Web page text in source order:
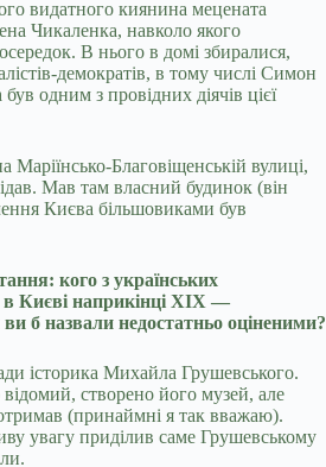
видатного киянина мецената
Чикаленка, навколо якого
В нього в домі збиралися,
демократів, в тому числі Симон
одним з провідних діячів цієї
Благовіщенській вулиці,
Мав там власний будинок (він
Києва більшовиками був
кого з українських
в Києві наприкінці ХІХ —
б назвали недостатньо оціненими?
історика Михайла Грушевського.
створено його музей, але
(принаймні я так вважаю).
увагу приділив саме Грушевському